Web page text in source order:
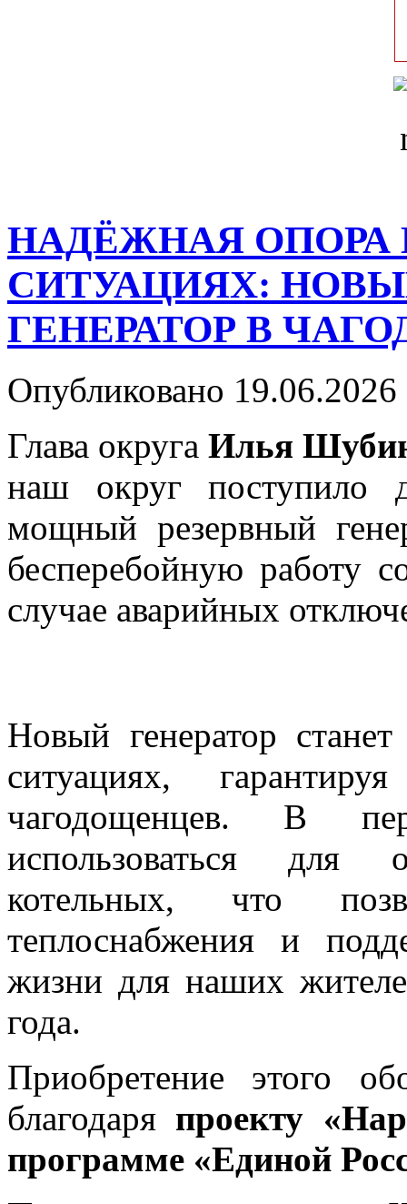
НАДЁЖНАЯ
СИТУАЦИЯХ:
ГЕНЕРАТОР В
Опубликовано
Глава округа Илья
наш округ поступило
мощный резервный
бесперебойную работу
случае аварийных
Новый генератор
ситуациях,
чагодощенцев. В
использоваться для
котельных, что
теплоснабжения и
жизни для наших
года.
Приобретение этого
благодаря проекту
программе «Единой